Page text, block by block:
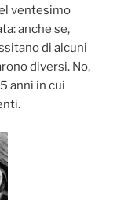
ventesimo
anche se,
di alcuni
diversi. No,
anni in cui